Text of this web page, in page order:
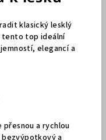
klasický lesklý
tento top ideální
elegancí a
a rychlou
bezvýpotkový a